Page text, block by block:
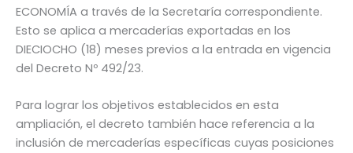
ECONOMÍA a través de la Secretaría correspondiente.
Esto se aplica a mercaderías exportadas en los
DIECIOCHO (18) meses previos a la entrada en vigencia
del Decreto Nº 492/23.
Para lograr los objetivos establecidos en esta
ampliación, el decreto también hace referencia a la
inclusión de mercaderías específicas cuyas posiciones